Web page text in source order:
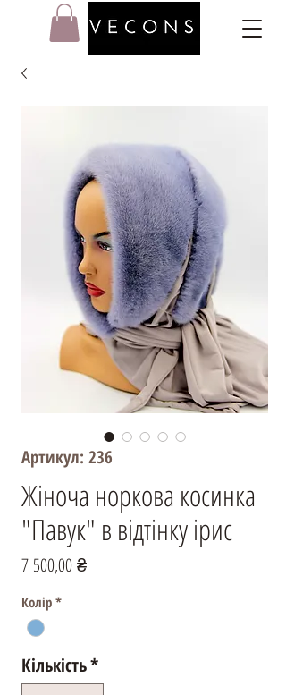
Артикул: 236
Жіноча норкова косинка
"Павук" в відтінку ірис
7 500,00 ₴Ціна
Колір *
Кількість*